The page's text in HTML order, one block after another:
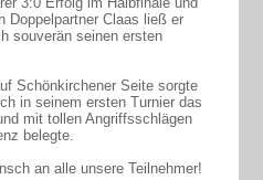
Doppelpartner Claas ließ er
souverän seinen ersten
Schönkirchener Seite sorgte
in seinem ersten Turnier das
mit tollen Angriffsschlägen
belegte.
an alle unsere Teilnehmer!